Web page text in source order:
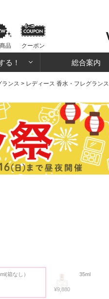
品 クーポン
る！ 総合案内
ランス > レディース 香水・フレグランス
箱なし）
¥9,880
35ml